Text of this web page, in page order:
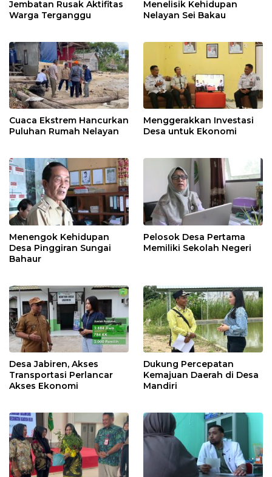
Jembatan Rusak Aktifitas
Warga Terganggu
Menelisik Kehidupan
Nelayan Sei Bakau
Cuaca Ekstrem Hancurkan
Puluhan Rumah Nelayan
Menggerakkan Investasi
Desa untuk Ekonomi
Menengok Kehidupan
Desa Pinggiran Sungai
Bahaur
Pelosok Desa Pertama
Memiliki Sekolah Negeri
Desa Jabiren, Akses
Transportasi Perlancar
Akses Ekonomi
Dukung Percepatan
Kemajuan Daerah di Desa
Mandiri